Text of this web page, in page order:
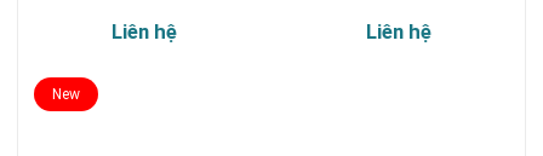
Liên hệ Liên hệ
New